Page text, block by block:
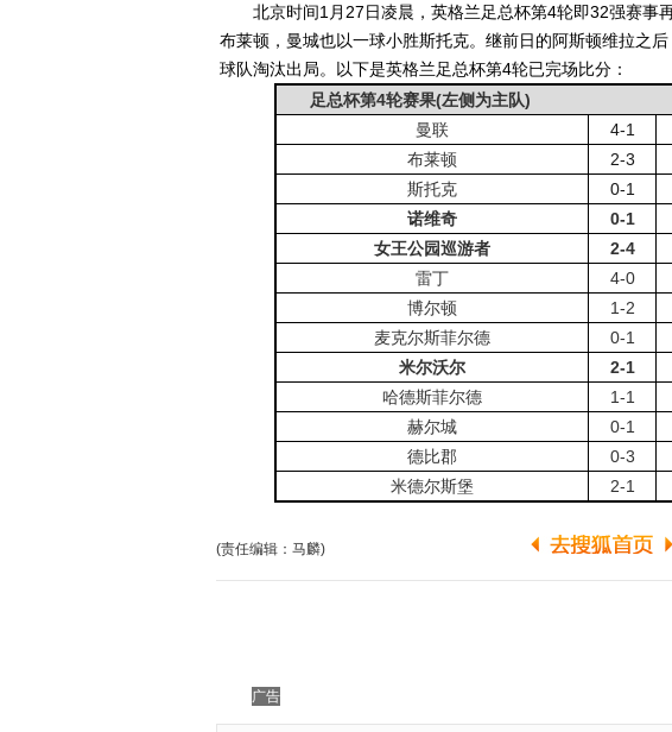
北京时间1月27日凌晨，英格兰足总杯第4轮即32强赛事
布莱顿，曼城也以一球小胜斯托克。继前日的阿斯顿维拉之
球队淘汰出局。以下是英格兰足总杯第4轮已完场比分：
足总杯第4轮赛果(左侧为主队)
曼联
4-1
布莱顿
2-3
斯托克
0-1
诺维奇
0-1
女王公园巡游者
2-4
雷丁
4-0
博尔顿
1-2
麦克尔斯菲尔德
0-1
米尔沃尔
2-1
哈德斯菲尔德
1-1
赫尔城
0-1
德比郡
0-3
米德尔斯堡
2-1
(责任编辑：马麟)
广告